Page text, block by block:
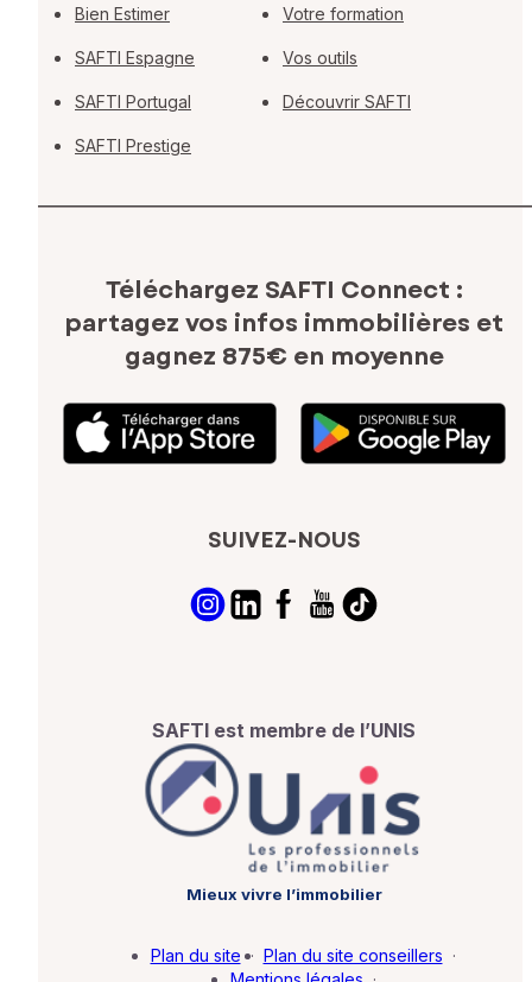
Bien Estimer
SAFTI Espagne
SAFTI Portugal
SAFTI Prestige
Votre formation
Vos outils
Découvrir SAFTI
Téléchargez SAFTI Connect :
partagez vos infos immobilières et
gagnez 875€ en moyenne
SUIVEZ-NOUS
SAFTI est membre de l’UNIS
Mieux vivre l’immobilier
Plan du site · Plan du site conseillers ·